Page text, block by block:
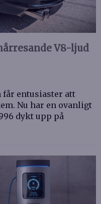
V8-ljud
får entusiaster att
Nu har en ovanligt
dykt upp på